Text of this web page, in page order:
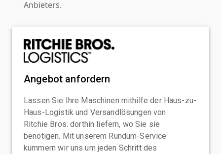
Anbieters.
Angebot anfordern
Lassen Sie Ihre Maschinen mithilfe der Haus-zu-
Haus-Logistik und Versandlösungen von
Ritchie Bros. dorthin liefern, wo Sie sie
benötigen. Mit unserem Rundum-Service
kümmern wir uns um jeden Schritt des